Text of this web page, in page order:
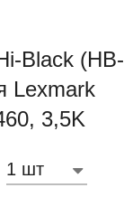
Black (HB-
Lexmark
3,5K